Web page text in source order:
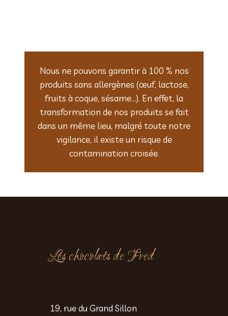
Nous ne pouvons garantir à 100 % nos
produits sans allergènes (œuf, lactose,
fruits à coque, sésame…). En effet, la
transformation de nos produits se fait
dans un même lieu, malgré toute notre
vigilance, il existe un risque de
contamination croisée.
Les chocolats de Fred
19, rue du Grand Sillon